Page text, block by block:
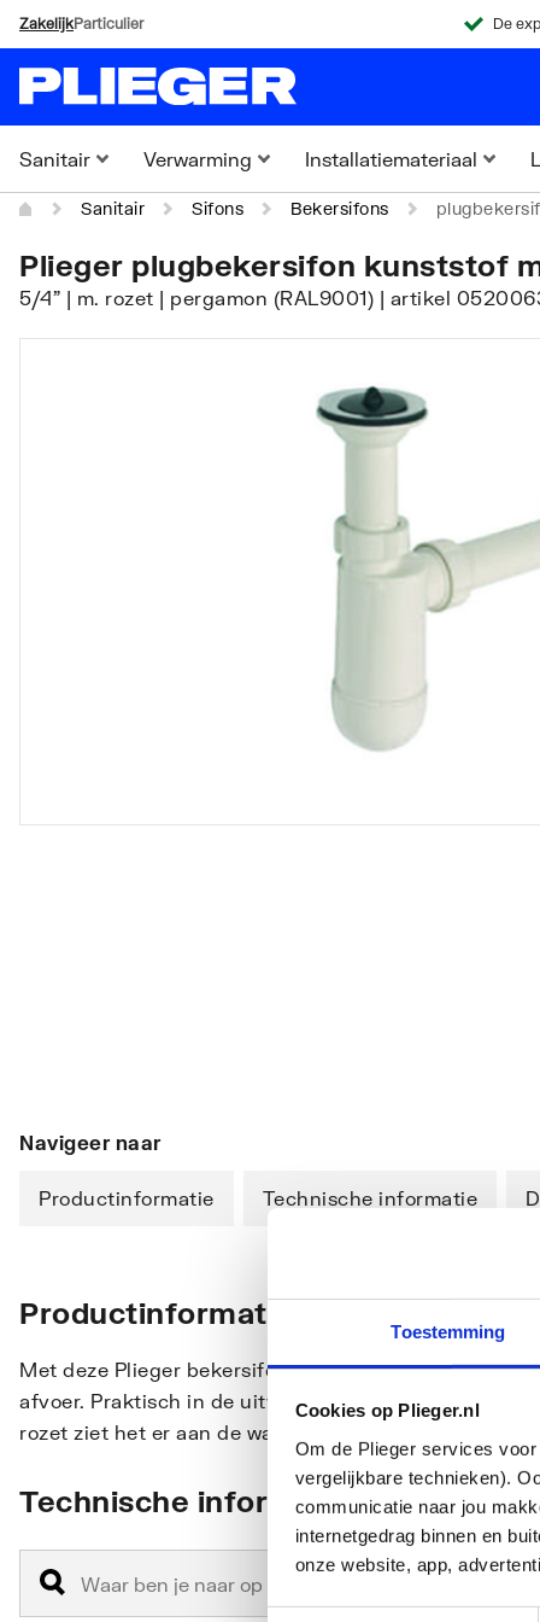
Toestemming
Cookies op Plieger.nl
Om de Plieger services
vergelijkbare technieken).
communicatie naar jou
internetgedrag binnen en
onze website, app,
ZakelijkParticulier De
Sanitair Verwarming Installatiemateriaal
Sanitair Sifons Bekersifons
Plieger plugbekersifon kunststof
5/4" | m. rozet | pergamon (RAL9001) | artikel
Navigeer naar
Productinformatie Technische informatie
Productinformatie
Met deze Plieger bekersifon sluit je de wastafel of
afvoer. Praktisch in de uitvoering dankzij de
rozet ziet het er aan de wand ook nog eens mooi
Technische informatie